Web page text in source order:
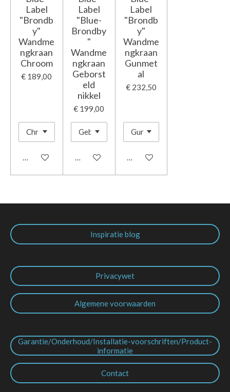
Label
"Brondb
y"
Wandme
ngkraan
Chroom
€ 189,00
In winkelwagen
Label
"Blue-
Brondby
"
Wandme
ngkraan
Geborst
eld
nikkel
€ 199,00
In winkelwagen
Label
"Brondb
y"
Wandme
ngkraan
Gunmet
al
€ 232,50
In winkelwagen
Inspiratie blog
Privacywet
Algemene voorwaarden
Garantie/Onderhoud/Installatie-voorschriften/Product-
informatie
Contact